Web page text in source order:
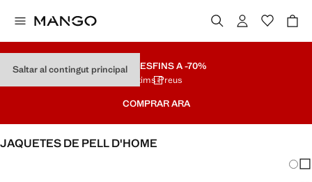
Saltar al contingut principalREBAIXESFINS A -70%
Últims Preus
COMPRAR ARA
JAQUETES DE PELL D'HOME